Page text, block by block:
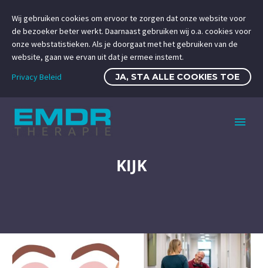
KIJK
Wij gebruiken cookies om ervoor te zorgen dat onze website voor
de bezoeker beter werkt. Daarnaast gebruiken wij o.a. cookies voor
onze webstatistieken. Als je doorgaat met het gebruiken van de
website, gaan we ervan uit dat je ermee instemt.
Privacy Beleid
JA, STA ALLE COOKIES TOE